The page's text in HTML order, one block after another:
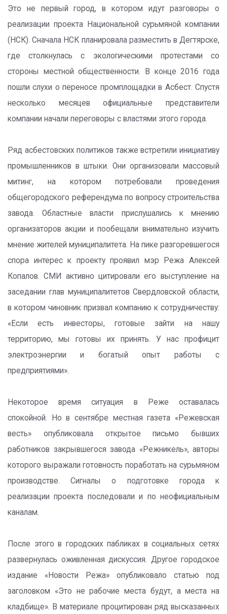
Это не первый город, в котором идут разговоры о
реализации проекта Национальной сурьмяной компании
(НСК). Сначала НСК планировала разместить в Дегтярске,
где столкнулась с экологическими протестами со
стороны местной общественности. В конце 2016 года
пошли слухи о переносе промплощадки в Асбест. Спустя
несколько месяцев официальные представители
компании начали переговоры с властями этого города.
Ряд асбестовских политиков также встретили инициативу
промышленников в штыки. Они организовали массовый
митинг, на котором потребовали проведения
общегородского референдума по вопросу строительства
завода. Областные власти прислушались к мнению
организаторов акции и пообещали внимательно изучить
мнение жителей муниципалитета. На пике разгоревшегося
спора интерес к проекту проявил мэр Режа Алексей
Копалов. СМИ активно цитировали его выступление на
заседании глав муниципалитетов Свердловской области,
в котором чиновник призвал компанию к сотрудничеству:
«Если есть инвесторы, готовые зайти на нашу
территорию, мы готовы их принять. У нас профицит
электроэнергии и богатый опыт работы с
предприятиями».
Некоторое время ситуация в Реже оставалась
спокойной. Но в сентябре местная газета «Режевская
весть» опубликовала открытое письмо бывших
работников закрывшегося завода «Режникель», авторы
которого выражали готовность поработать на сурьмяном
производстве. Сигналы о подготовке города к
реализации проекта последовали и по неофициальным
каналам.
После этого в городских пабликах в социальных сетях
развернулась оживленная дискуссия. Другое городское
издание «Новости Режа» опубликовало статью под
заголовком «Это не рабочие места будут, а места на
кладбище». В материале процитирован ряд высказанных